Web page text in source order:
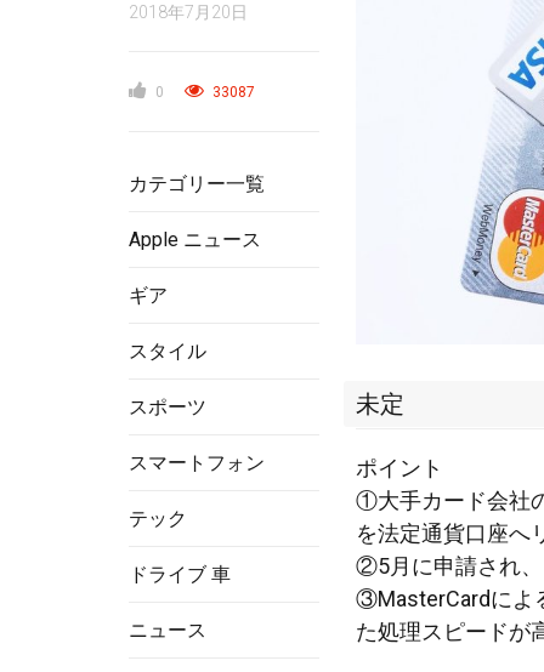
2018年7月20日
0 33087
カテゴリー一覧
Apple ニュース
ギア
スタイル
スポーツ
スマートフォン
テック
ドライブ 車
ニュース
未定
ポイント
①大手カード会社
を法定通貨口座へ
②5月に申請され、
③MasterCardによ
た処理スピードが